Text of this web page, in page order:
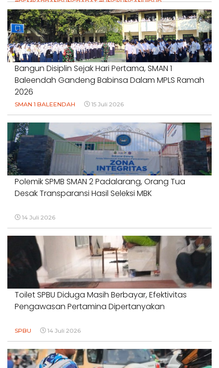
#PEMKABBANDUNGBARAT #LINGKUNGANHIDUP
#HAKPETANI #KEADILANUNTUKPETANI
#NORMALISASISALURAN #IRIGASIRUSAK
#DUGAANPENCEMARAN #AKUNTABILITASPEMERINTAH
18 Juli 2026
Bangun Disiplin Sejak Hari Pertama, SMAN 1
Baleendah Gandeng Babinsa Dalam MPLS Ramah
2026
SMAN 1 BALEENDAH 15 Juli 2026
Polemik SPMB SMAN 2 Padalarang, Orang Tua
Desak Transparansi Hasil Seleksi MBK
14 Juli 2026
Toilet SPBU Diduga Masih Berbayar, Efektivitas
Pengawasan Pertamina Dipertanyakan
SPBU 14 Juli 2026